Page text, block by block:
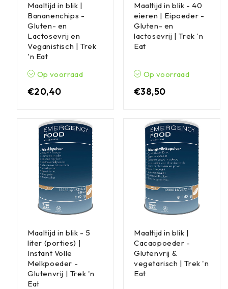
Maaltijd in blik |
Bananenchips -
Gluten- en
Lactosevrij en
Veganistisch | Trek
'n Eat
Op voorraad
€20,40
Maaltijd in blik - 40
eieren | Eipoeder -
Gluten- en
lactosevrij | Trek 'n
Eat
Op voorraad
€38,50
Maaltijd in blik - 5
liter (porties) |
Instant Volle
Melkpoeder -
Glutenvrij | Trek 'n
Eat
Maaltijd in blik |
Cacaopoeder -
Glutenvrij &
vegetarisch | Trek 'n
Eat